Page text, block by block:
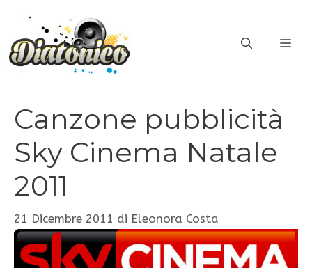
contenuto
Canzone pubblicità
Sky Cinema Natale
2011
21 Dicembre 2011 di Eleonora Costa